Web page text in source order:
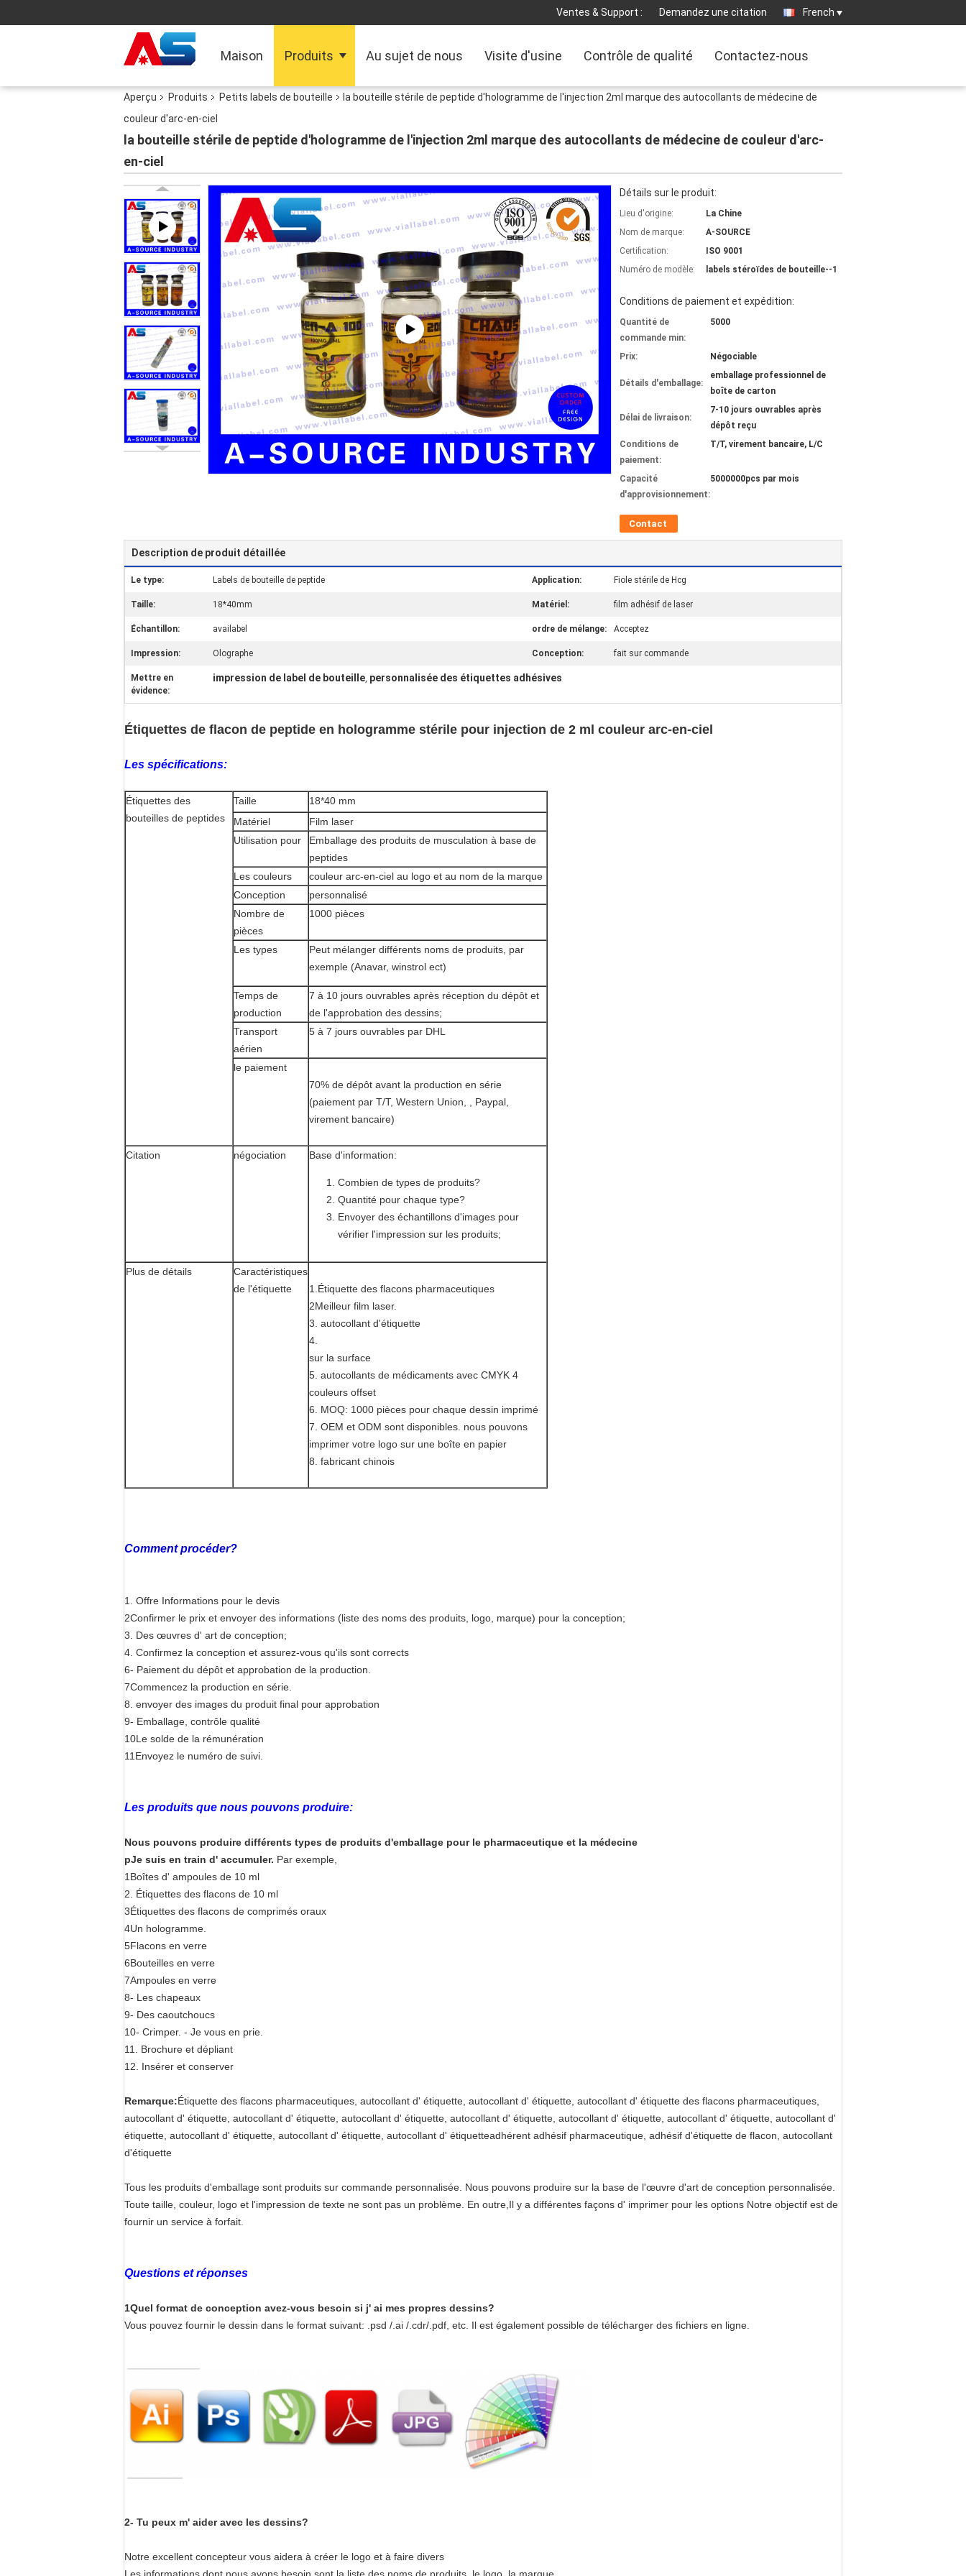
Ventes & Support : Demandez une citation French
Maison Produits Au sujet de nous Visite d'usine Contrôle de qualité Contactez-nous
Aperçu Produits Petits labels de bouteille
la bouteille stérile de peptide d'hologramme de l'injection 2ml marque des autocollants de médecine de
couleur d'arc-en-ciel
la bouteille stérile de peptide d'hologramme de l'injection 2ml marque des autocollants de médecine de couleur d'arc-
en-ciel
Détails sur le produit:
Lieu d'origine:
La Chine
Nom de marque:
A-SOURCE
Certification:
ISO 9001
Numéro de modèle:
labels stéroïdes de bouteille--1
Conditions de paiement et expédition:
Quantité de
commande min:
5000
Prix: Négociable
Détails d'emballage:
emballage professionnel de
boîte de carton
Délai de livraison:
7-10 jours ouvrables après
dépôt reçu
Conditions de
paiement:
T/T, virement bancaire, L/C
Capacité
d'approvisionnement:
5000000pcs par mois
Contact
Description de produit détaillée
Le type: Labels de bouteille de peptide Application: Fiole stérile de Hcg
Taille: 18*40mm Matériel: film adhésif de laser
Échantillon: availabel ordre de mélange: Acceptez
Impression: Olographe Conception: fait sur commande
Mettre en
évidence:
impression de label de bouteille, personnalisée des étiquettes adhésives
Étiquettes de flacon de peptide en hologramme stérile pour injection de 2 ml couleur arc-en-ciel
Les spécifications:
Étiquettes des
bouteilles de peptides
Taille
18*40 mm
Matériel
Film laser
Utilisation pour
Emballage des produits de musculation à base de
peptides
Les couleurs
couleur arc-en-ciel au logo et au nom de la marque
Conception
personnalisé
Nombre de
pièces
1000 pièces
Les types
Peut mélanger différents noms de produits, par
exemple (Anavar, winstrol ect)
Temps de
production
7 à 10 jours ouvrables après réception du dépôt et
de l'approbation des dessins;
Transport
aérien
5 à 7 jours ouvrables par DHL
le paiement
70% de dépôt avant la production en série
(paiement par T/T, Western Union, , Paypal,
virement bancaire)
Citation négociation Base d'information:
Combien de types de produits?
Quantité pour chaque type?
Envoyer des échantillons d'images pour
vérifier l'impression sur les produits;
Plus de détails
Caractéristiques
de l'étiquette
1. Étiquette des flacons pharmaceutiques
2Meilleur film laser.
3. autocollant d'étiquette
4.
sur la surface
5. autocollants de médicaments avec CMYK 4
couleurs offset
6. MOQ: 1000 pièces pour chaque dessin imprimé
7. OEM et ODM sont disponibles. nous pouvons
imprimer votre logo sur une boîte en papier
8. fabricant chinois
Comment procéder?
1. Offre Informations pour le devis
2Confirmer le prix et envoyer des informations (liste des noms des produits, logo, marque) pour la conception;
3. Des œuvres d' art de conception;
4. Confirmez la conception et assurez-vous qu'ils sont corrects
6- Paiement du dépôt et approbation de la production.
7Commencez la production en série.
8. envoyer des images du produit final pour approbation
9- Emballage, contrôle qualité
10Le solde de la rémunération
11Envoyez le numéro de suivi.
Les produits que nous pouvons produire:
Nous pouvons produire différents types de produits d'emballage pour le pharmaceutique et la médecine
pJe suis en train d' accumuler. Par exemple,
1Boîtes d' ampoules de 10 ml
2. Étiquettes des flacons de 10 ml
3Étiquettes des flacons de comprimés oraux
4Un hologramme.
5Flacons en verre
6Bouteilles en verre
7Ampoules en verre
8- Les chapeaux
9- Des caoutchoucs
10- Crimper. - Je vous en prie.
11. Brochure et dépliant
12. Insérer et conserver
Remarque:Étiquette des flacons pharmaceutiques, autocollant d' étiquette, autocollant d' étiquette, autocollant d' étiquette des flacons pharmaceutiques,
autocollant d' étiquette, autocollant d' étiquette, autocollant d' étiquette, autocollant d' étiquette, autocollant d' étiquette, autocollant d' étiquette, autocollant d'
étiquette, autocollant d' étiquette, autocollant d' étiquette, autocollant d' étiquetteadhérent adhésif pharmaceutique, adhésif d'étiquette de flacon, autocollant
d'étiquette
Tous les produits d'emballage sont produits sur commande personnalisée. Nous pouvons produire sur la base de l'œuvre d'art de conception personnalisée.
Toute taille, couleur, logo et l'impression de texte ne sont pas un problème. En outre,Il y a différentes façons d' imprimer pour les options Notre objectif est de
fournir un service à forfait.
Questions et réponses
1Quel format de conception avez-vous besoin si j' ai mes propres dessins?
Vous pouvez fournir le dessin dans le format suivant: .psd /.ai /.cdr/.pdf, etc. Il est également possible de télécharger des fichiers en ligne.
2- Tu peux m' aider avec les dessins?
Notre excellent concepteur vous aidera à créer le logo et à faire divers